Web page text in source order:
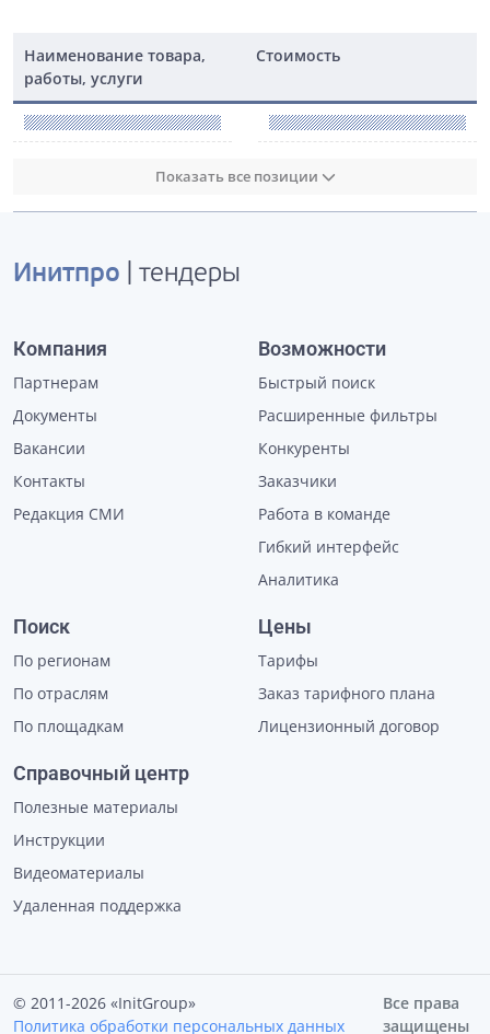
Наименование товара,
работы, услуги
Стоимость
Показать все позиции
Инитпро | тендеры
Компания
Партнерам
Документы
Вакансии
Контакты
Редакция СМИ
Возможности
Быстрый поиск
Расширенные фильтры
Конкуренты
Заказчики
Работа в команде
Гибкий интерфейс
Аналитика
Поиск
По регионам
По отраслям
По площадкам
Цены
Тарифы
Заказ тарифного плана
Лицензионный договор
Справочный центр
Полезные материалы
Инструкции
Видеоматериалы
Удаленная поддержка
© 2011-2026 «InitGroup»
Политика обработки персональных данных
Все права
защищены